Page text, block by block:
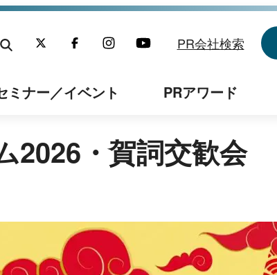
PR会社検索
ミナー／イベント PRアワード
2026・賀詞交歓会